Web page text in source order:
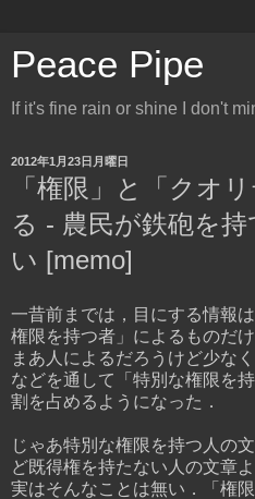
Peace Pipe
If it's fine rain or shine I don't
2012年1月23日月曜日
「権限」と「クオ
る - 農民が鉄砲を
い [memo]
一昔前までは，目にする情報
権限を持つ者」によるものだ
まあ人によるだろうけど少な
などを通して「特別な権限を
割を占めるようになった．
じゃあ特別な権限を持つ人の
ど既得権を持たない人の文章
実はそんなことは無い．「権